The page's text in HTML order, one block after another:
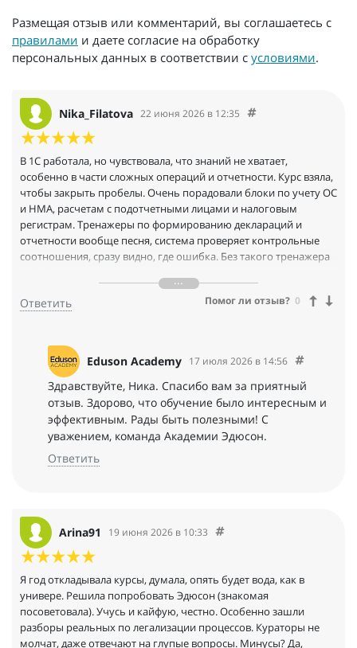
Размещая отзыв или комментарий, вы соглашаетесь с
правилами и даете согласие на обработку
персональных данных в соответствии с условиями.
Nika_Filatova 22 июня 2026 в 12:35
В 1С работала, но чувствовала, что знаний не хватает,
особенно в части сложных операций и отчетности. Курс взяла,
чтобы закрыть пробелы. Очень порадовали блоки по учету ОС
и НМА, расчетам с подотчетными лицами и налоговым
регистрам. Тренажеры по формированию деклараций и
отчетности вообще песня, система проверяет контрольные
соотношения, сразу видно, где ошибка. Без такого тренажера
по восстановлению НДС, ответил через пару часов. Доступ к
материалам навсегда, периодически заглядываю в конспекты
Ответить Помог ли отзыв? 0
Eduson Academy 17 июля 2026 в 14:56
Здравствуйте, Ника. Спасибо вам за приятный
отзыв. Здорово, что обучение было интересным и
эффективным. Рады быть полезными! С
уважением, команда Академии Эдюсон.
Ответить
Arina91 19 июня 2026 в 10:33
Я год откладывала курсы, думала, опять будет вода, как в
универе. Решила попробовать Эдюсон (знакомая
посоветовала). Учусь и кайфую, честно. Особенно зашли
разборы реальных по легализации процессов. Кураторы не
молчат, даже отвечают на глупые вопросы. Минусы? Да,